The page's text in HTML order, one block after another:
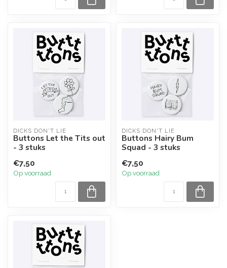
DICKS DON'T LIE
Buttons Let the Tits out
- 3 stuks
€7,50
Op voorraad
DICKS DON'T LIE
Buttons Hairy Bum
Squad - 3 stuks
€7,50
Op voorraad